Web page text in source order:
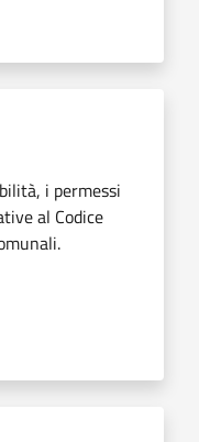
i permessi
al Codice